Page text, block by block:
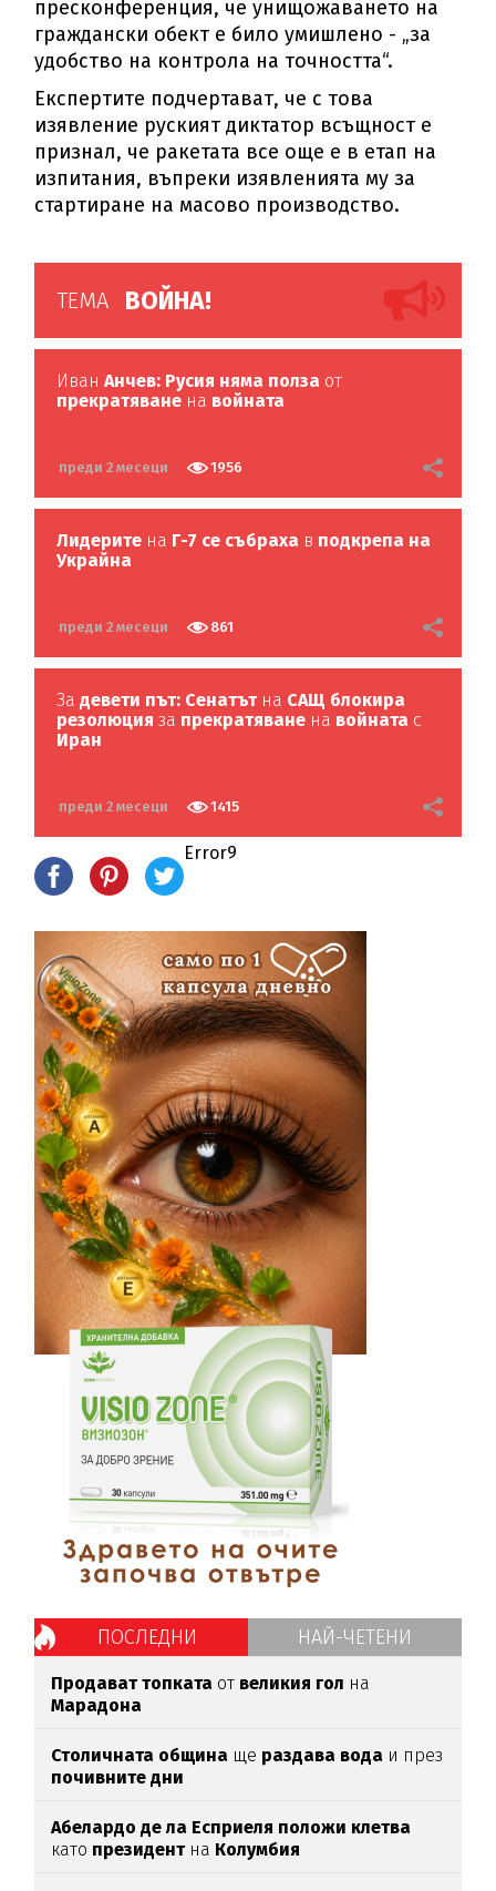
пресконференция, че унищожаването на
граждански обект е било умишлено - „за
удобство на контрола на точността“.
Експертите подчертават, че с това
изявление руският диктатор всъщност е
признал, че ракетата все още е в етап на
изпитания, въпреки изявленията му за
стартиране на масово производство.
ТЕМА ВОЙНА!
ИванАнчев: Русия няма полза от
прекратяване на войната
преди 2 месеци 1956
Лидерите на Г-7 се събраха в подкрепа на
Украйна
преди 2 месеци 861
Задевети път: Сенатътна САЩ блокира
резолюцияза прекратяване на войната с
Иран
преди 2 месеци 1415
Error9
ПОСЛЕДНИ НАЙ-ЧЕТЕНИ
Продават топката от великия гол на
Марадона
Столичната община ще раздава вода и през
почивните дни
Абелардо де ла Есприеля положи клетва
като президент на Колумбия